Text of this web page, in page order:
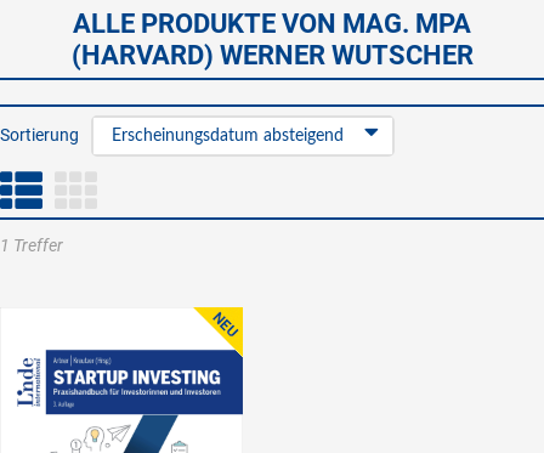
ALLE PRODUKTE VON MAG. MPA
(HARVARD) WERNER WUTSCHER
Sortierung Erscheinungsdatum absteigend
1 Treffer